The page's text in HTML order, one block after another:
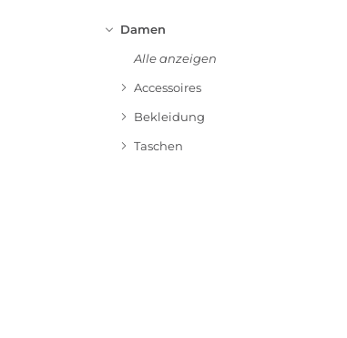
Damen
Alle anzeigen
Accessoires
Bekleidung
Taschen